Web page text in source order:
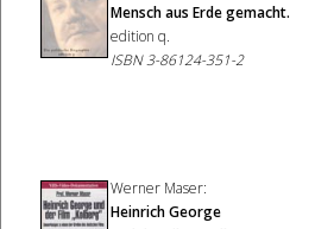
Mensch aus Erde gemacht.
edition q.
ISBN 3-86124-351-2
Werner Maser:
Heinrich George